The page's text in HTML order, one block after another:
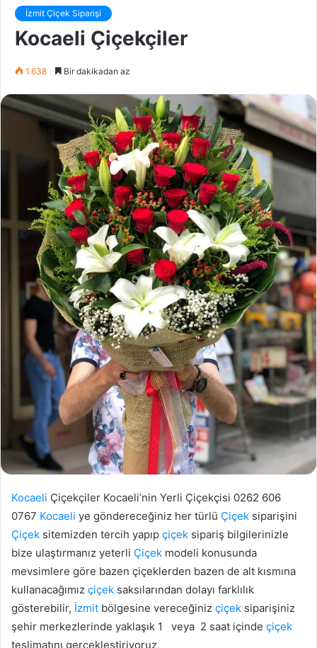
İzmit Çiçek Siparişi
Kocaeli Çiçekçiler
1.638 Bir dakikadan az
Kocaeli Çiçekçiler Kocaeli’nin Yerli Çiçekçisi 0262 606
0767 Kocaeli ye göndereceğiniz her türlü Çiçek siparişini
Çiçek sitemizden tercih yapıp çiçek sipariş bilgilerinizle
bize ulaştırmanız yeterli Çiçek modeli konusunda
mevsimlere göre bazen çiçeklerden bazen de alt kısmına
kullanacağımız çiçek saksılarından dolayı farklılık
gösterebilir, İzmit bölgesine vereceğiniz çiçek siparişiniz
şehir merkezlerinde yaklaşık 1 veya 2 saat içinde çiçek
teslimatını gerçekleştiriyoruz,